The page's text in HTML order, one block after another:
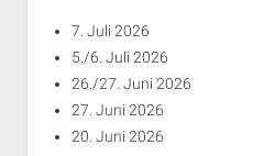
7. Juli 2026
5./6. Juli 2026
26./27. Juni 2026
27. Juni 2026
20. Juni 2026